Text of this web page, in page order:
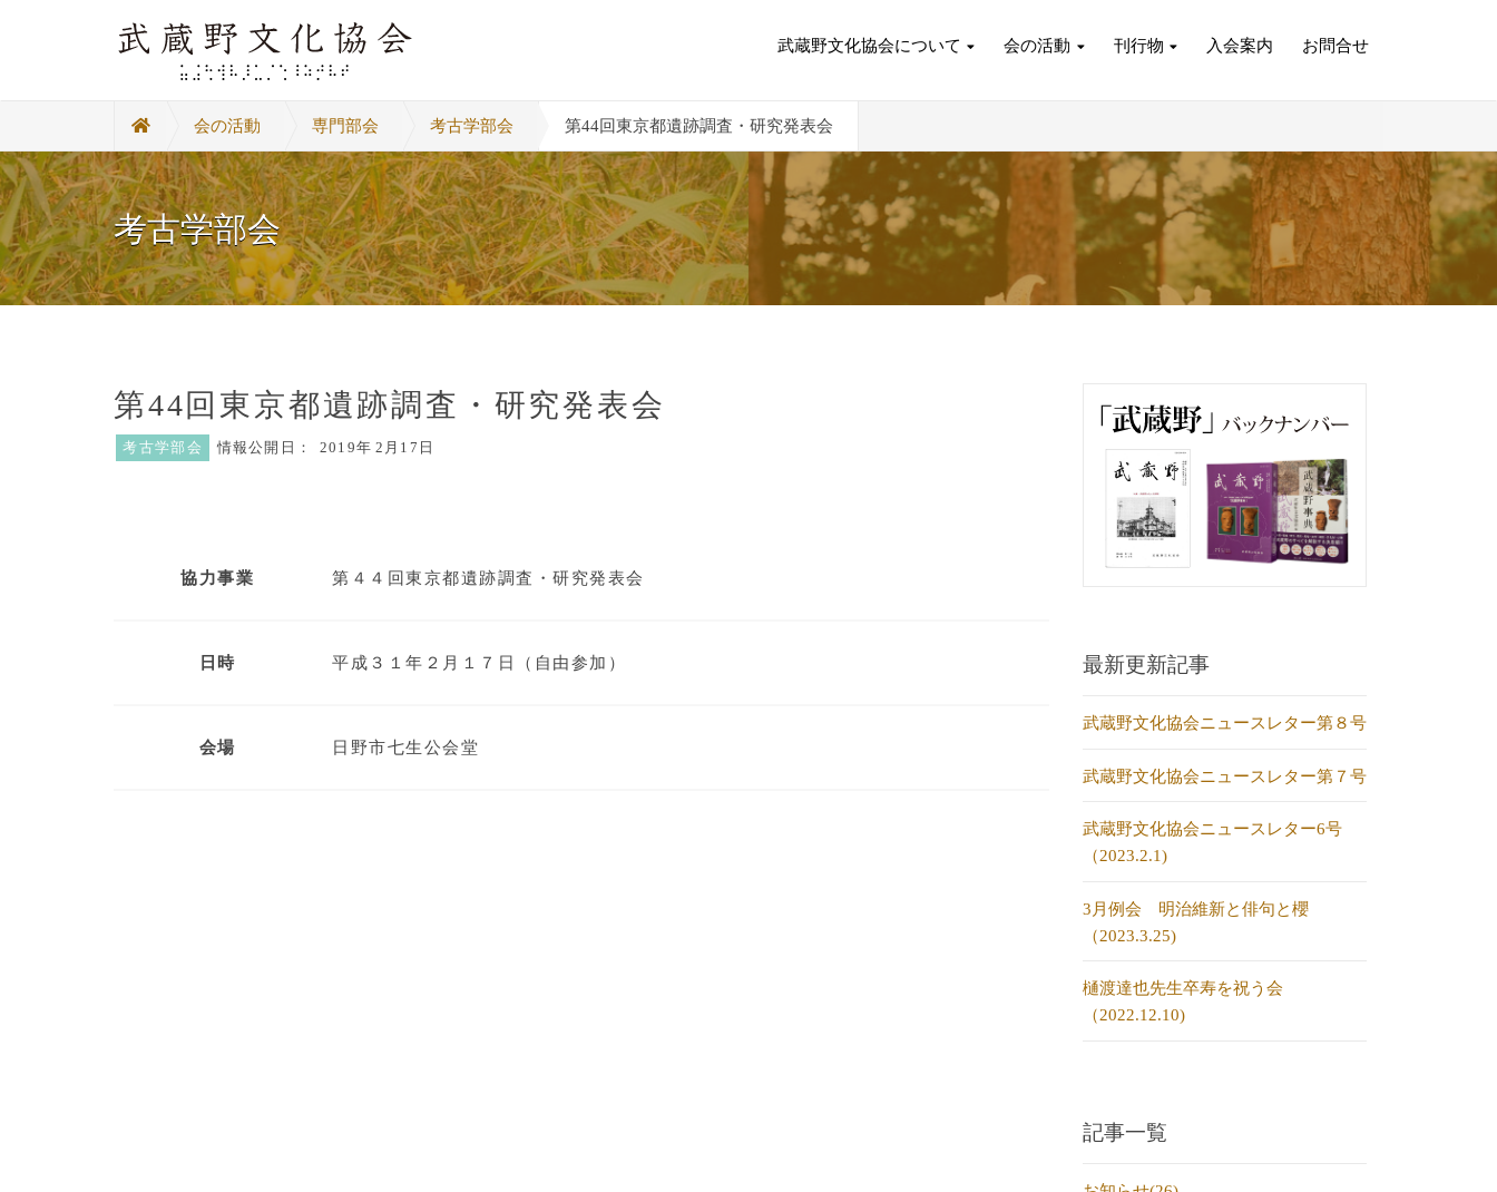
武蔵野文化協会について 会の活動 刊行物 入会案内 お問合せ
会の活動 専門部会 考古学部会 第44回東京都遺跡調査・研究発表会
考古学部会
第44回東京都遺跡調査・研究発表会
考古学部会 情報公開日： 2019年 2月17日
協力事業 第４４回東京都遺跡調査・研究発表会
日時 平成３１年２月１７日（自由参加）
会場 日野市七生公会堂
最新更新記事
武蔵野文化協会ニュースレター第８号
武蔵野文化協会ニュースレター第７号
武蔵野文化協会ニュースレター6号
（2023.2.1)
3月例会 明治維新と俳句と櫻
（2023.3.25)
樋渡達也先生卒寿を祝う会
（2022.12.10)
記事一覧